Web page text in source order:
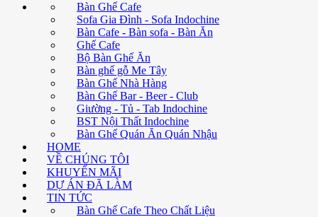
Bàn Ghế Cafe
Sofa Gia Đình - Sofa Indochine
Bàn Cafe - Bàn sofa - Bàn Ăn
Ghế Cafe
Bộ Bàn Ghế Ăn
Bàn ghế gỗ Me Tây
Bàn Ghế Nhà Hàng
Bàn Ghế Bar - Beer - Club
Giường - Tủ - Tab Indochine
BST Nội Thất Indochine
Bàn Ghế Quán Ăn Quán Nhậu
HOME
VỀ CHÚNG TÔI
KHUYẾN MÃI
DỰ ÁN ĐÃ LÀM
TIN TỨC
Bàn Ghế Cafe Theo Chất Liệu